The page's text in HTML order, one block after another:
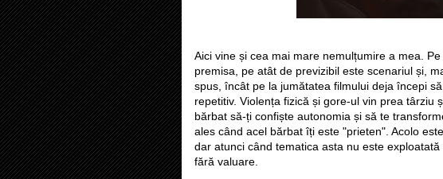
Aici vine și cea mai mare nemulțumire a mea.
premisa, pe atât de previzibil este scenariul și,
spus, încât pe la jumătatea filmului deja începi
repetitiv. Violența fizică și gore-ul vin prea târziu
bărbat să-ți confiște autonomia și să te
ales când acel bărbat îți este "prieten". Acolo
dar atunci când tematica asta nu este
fără valuare.